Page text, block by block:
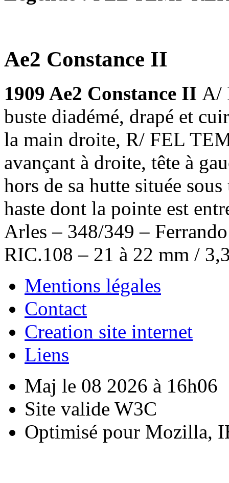
Ae2 Constance II
1909 Ae2 Constance II A/
buste diadémé, drapé et
la main droite, R/ FEL
avançant à droite, tête à
hors de sa hutte située
haste dont la pointe est
Arles – 348/349 –
RIC.108 – 21 à 22 mm /
Mentions légales
Contact
Creation site internet
Liens
Maj le 08 2026 à 16h06
Site valide W3C
Optimisé pour Mozilla,